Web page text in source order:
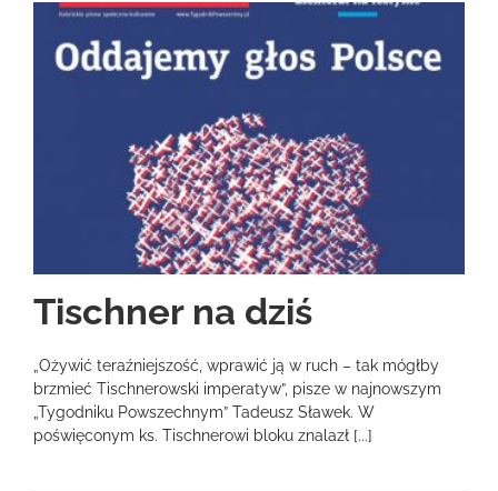
Tischner na dziś
„Ożywić teraźniejszość, wprawić ją w ruch – tak mógłby
brzmieć Tischnerowski imperatyw”, pisze w najnowszym
„Tygodniku Powszechnym” Tadeusz Sławek. W
poświęconym ks. Tischnerowi bloku znalazł [...]